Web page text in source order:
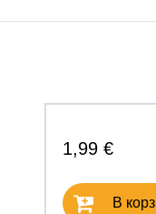
1,99 €
В